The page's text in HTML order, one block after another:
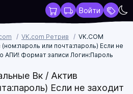
Войти
VK.com Ретрив
VK.COM
или почта:пароль) Если не
АПИ! Формат записи Логин:Пароль
Вк / Актив
Если не заходит